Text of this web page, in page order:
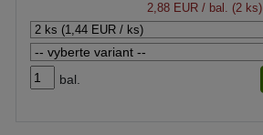
2,88 EUR / bal. (2 ks)
bal.